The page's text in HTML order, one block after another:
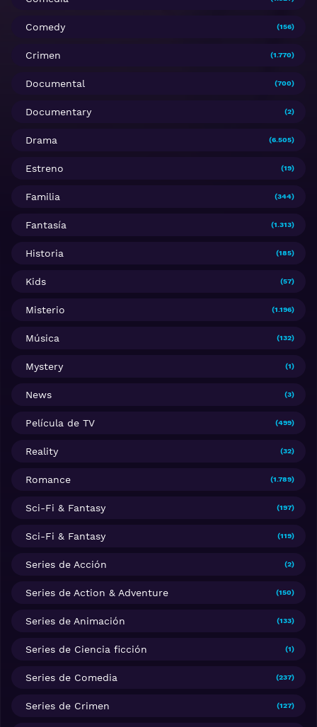
Comedy (156)
Crimen (1.770)
Documental (700)
Documentary (2)
Drama (6.505)
Estreno (19)
Familia (344)
Fantasía (1.313)
Historia (185)
Kids (57)
Misterio (1.196)
Música (132)
Mystery (1)
News (3)
Película de TV (499)
Reality (32)
Romance (1.789)
Sci-Fi & Fantasy (197)
Sci-Fi & Fantasy (119)
Series de Acción (2)
Series de Action & Adventure (150)
Series de Animación (133)
Series de Ciencia ficción (1)
Series de Comedia (237)
Series de Crimen (127)